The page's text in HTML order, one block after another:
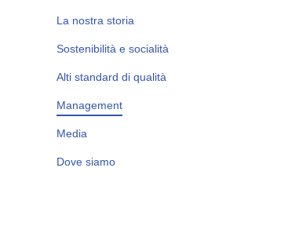
La nostra storia
Sostenibilità e socialità
Alti standard di qualità
Management
Media
Dove siamo